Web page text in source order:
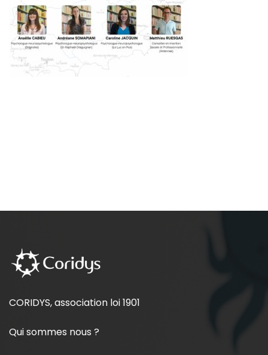
CORIDYS, association loi 1901
Qui sommes nous ?